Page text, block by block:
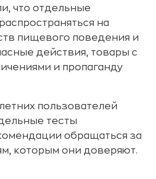
что отдельные
на
пищевого поведения и
действия, товары с
и пропаганду
пользователей
тесты
обращаться за
которым они доверяют.